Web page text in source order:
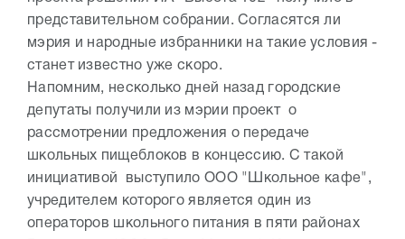
представительном собрании. Согласятся ли
мэрия и народные избранники на такие условия -
станет известно уже скоро.
Напомним, несколько дней назад городские
депутаты получили из мэрии проект о
рассмотрении предложения о передаче
школьных пищеблоков в концессию. С такой
инициативой выступило ООО "Школьное кафе",
учредителем которого является один из
операторов школьного питания в пяти районах